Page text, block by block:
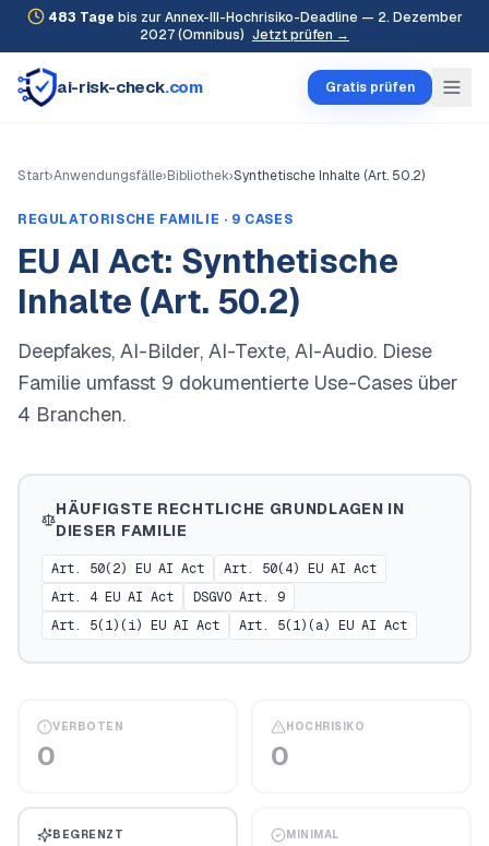
483 Tage bis zur Annex-III-Hochrisiko-Deadline — 2. Dezember
2027 (Omnibus) Jetzt prüfen →
ai-risk-check.com Gratis prüfen
Start›Anwendungsfälle›Bibliothek›Synthetische Inhalte (Art. 50.2)
REGULATORISCHE FAMILIE · 9 CASES
EU AI Act: Synthetische
Inhalte (Art. 50.2)
Deepfakes, AI-Bilder, AI-Texte, AI-Audio. Diese
Familie umfasst 9 dokumentierte Use-Cases über
4 Branchen.
HÄUFIGSTE RECHTLICHE GRUNDLAGEN IN
DIESER FAMILIE
Art. 50(2) EU AI Act
Art. 50(4) EU AI Act
Art. 4 EU AI Act
DSGVO Art. 9
Art. 5(1)(i) EU AI Act
Art. 5(1)(a) EU AI Act
VERBOTEN
0
HOCHRISIKO
0
BEGRENZT MINIMAL